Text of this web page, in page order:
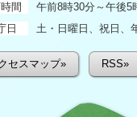
間
午前8時30分～午後5
日
土・日曜日、祝日、
セスマップ» RSS»